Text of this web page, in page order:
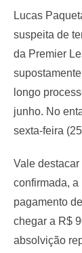
Lucas
suspeita de
da Premier
longo
junho. No
sexta-feira
Vale
confirmada, a
pagamento
chegar a R$
absolvição